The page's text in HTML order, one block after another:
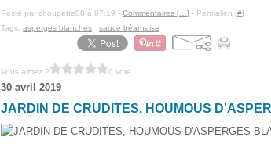
Posté par choupette88 à 07:19 - Commentaires [ ] - Permalien [#]
Tags: asperges blanches sauce béarnaise
Vous aimez ? 0 vote
30 avril 2019
JARDIN DE CRUDITES, HOUMOUS